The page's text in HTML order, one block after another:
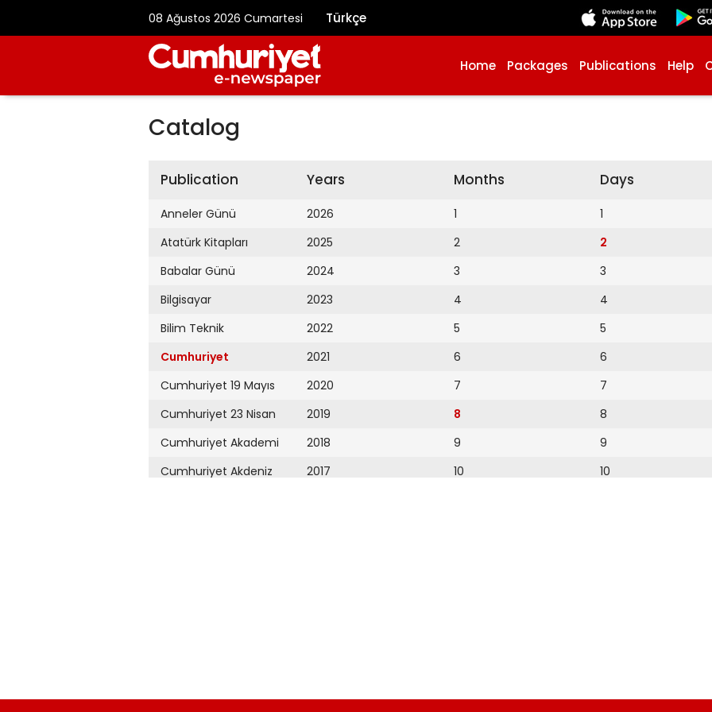
08 Ağustos 2026 Cumartesi Türkçe
Home Packages Publications Help
Catalog
Publication
Anneler Günü
Atatürk Kitapları
Babalar Günü
Bilgisayar
Bilim Teknik
Cumhuriyet
Cumhuriyet 19 Mayıs
Cumhuriyet 23 Nisan
Cumhuriyet Akademi
Cumhuriyet Akdeniz
Cumhuriyet Çevre
Years
2026
2025
2024
2023
2022
2021
2020
2019
2018
2017
2009
Months
1
2
3
4
5
6
7
8
9
10
Days
1
2
3
4
5
6
7
8
9
10
18